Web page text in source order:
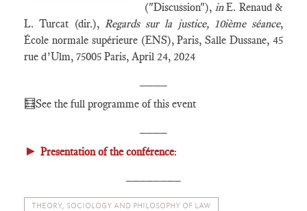
("Discussion"), inE. Renaud &
L. Turcat (dir.), Regards sur la justice, 10ième séance,
École normale supérieure (ENS), Paris, Salle Dussane, 45
rue d’Ulm, 75005 Paris, April 24, 2024
🧮See the full programme of this event
► Presentation of the conférence:
THEORY, SOCIOLOGY AND PHILOSOPHY OF LAW